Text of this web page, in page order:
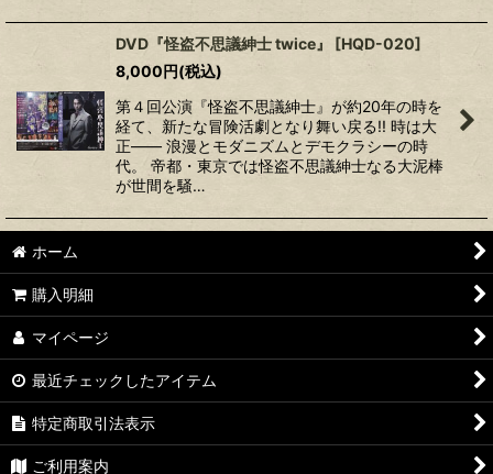
DVD『怪盗不思議紳士 twice』 [HQD-020]
8,000円(税込)
第４回公演『怪盗不思議紳士』が約20年の時を
経て、新たな冒険活劇となり舞い戻る!! 時は大
正―― 浪漫とモダニズムとデモクラシーの時
代。 帝都・東京では怪盗不思議紳士なる大泥棒
が世間を騒…
ホーム
購入明細
マイページ
最近チェックしたアイテム
特定商取引法表示
ご利用案内